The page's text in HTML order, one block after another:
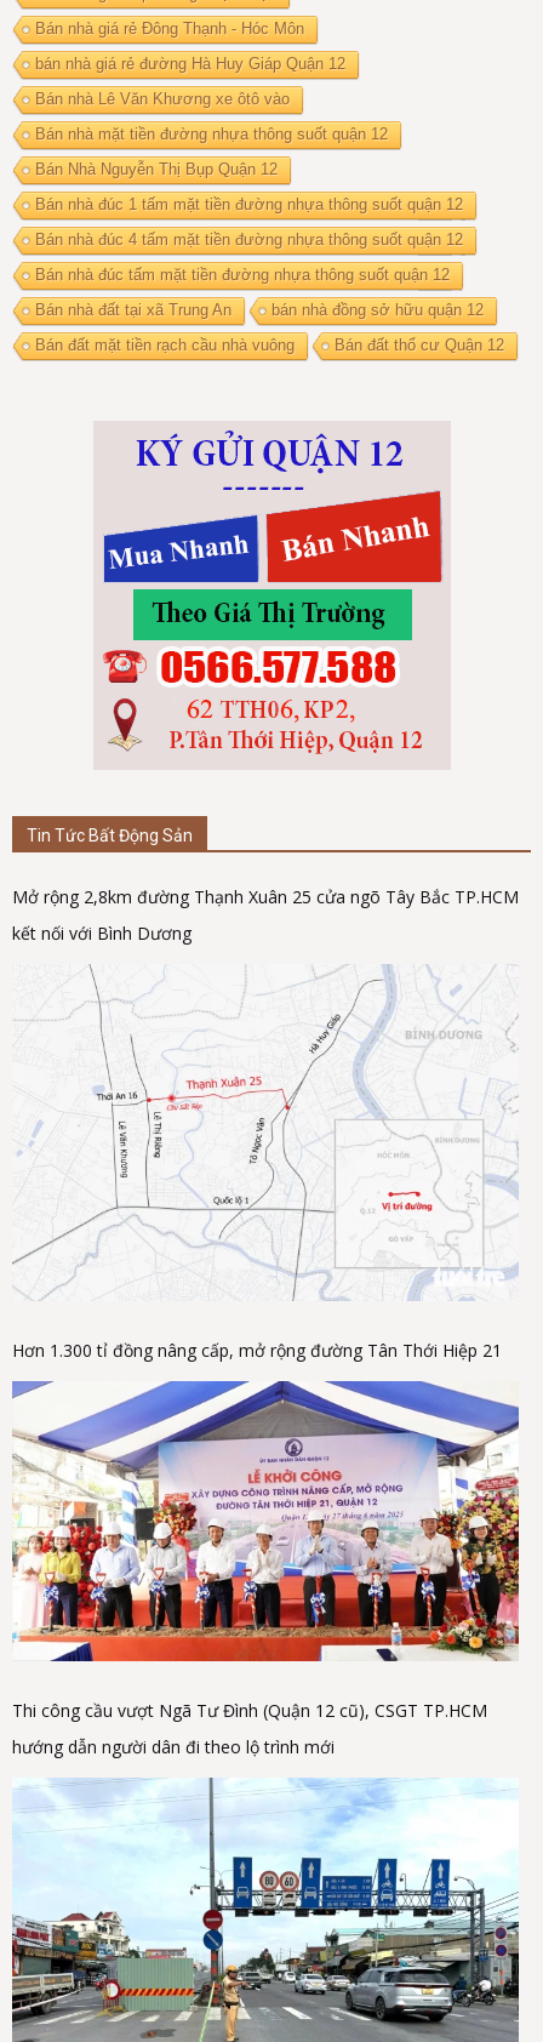
Bán nhà giá rẻ Đông Thạnh - Hóc Môn
bán nhà giá rẻ đường Hà Huy Giáp Quận 12
Bán nhà Lê Văn Khương xe ôtô vào
Bán nhà mặt tiền đường nhựa thông suốt quận 12
Bán Nhà Nguyễn Thị Bụp Quận 12
Bán nhà đúc 1 tấm mặt tiền đường nhựa thông suốt quận 12
Bán nhà đúc 4 tấm mặt tiền đường nhựa thông suốt quận 12
Bán nhà đúc tấm mặt tiền đường nhựa thông suốt quận 12
Bán nhà đất tại xã Trung An
bán nhà đồng sở hữu quận 12
Bán đất mặt tiền rạch cầu nhà vuông
Bán đất thổ cư Quận 12
Tin Tức Bất Động Sản
Mở rộng 2,8km đường Thạnh Xuân 25 cửa ngõ Tây Bắc TP.HCM
kết nối với Bình Dương
Hơn 1.300 tỉ đồng nâng cấp, mở rộng đường Tân Thới Hiệp 21
Thi công cầu vượt Ngã Tư Đình (Quận 12 cũ), CSGT TP.HCM
hướng dẫn người dân đi theo lộ trình mới